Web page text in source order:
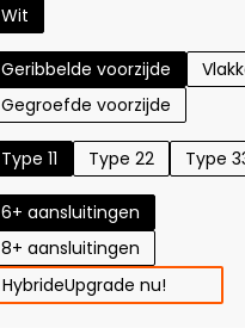
Wit
Geribbelde voorzijde
Gegroefde voorzijde
Type 11 Type 22 Type
6+ aansluitingen
8+ aansluitingen
HybrideUpgrade nu!